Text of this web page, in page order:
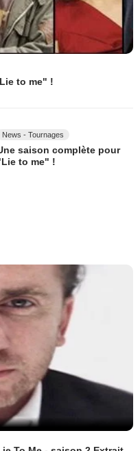
to me" !
News - Tournages
saison complète pour
to me" !